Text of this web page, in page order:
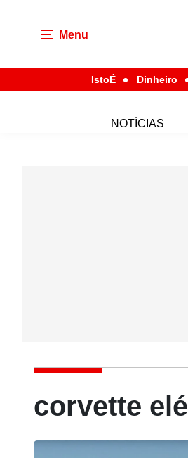
Menu
IstoÉ Dinheiro
NOTÍCIAS
corvette